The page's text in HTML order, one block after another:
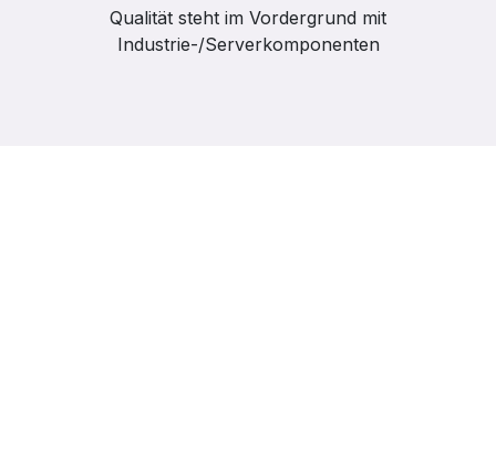
Qualität steht im Vordergrund mit
Industrie-/Serverkomponenten